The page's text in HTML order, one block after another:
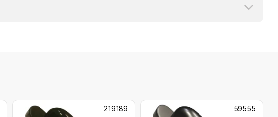
219189 59555